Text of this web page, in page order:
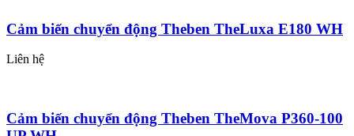
Cảm biến chuyển động Theben TheLuxa E180 WH
Liên hệ
Cảm biến chuyển động Theben TheMova P360-100